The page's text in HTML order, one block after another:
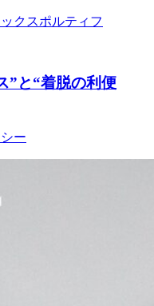
クスポルティフ
”と“着脱の利便
ー